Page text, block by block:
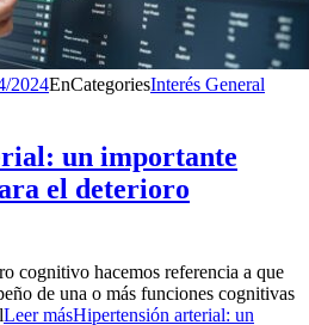
2024EnCategoriesInterés General
un importante
el deterioro
cognitivo hacemos referencia a que
de una o más funciones cognitivas
Leer másHipertensión arterial: un